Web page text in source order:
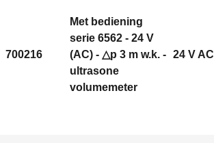
700216
Met bediening
serie 6562 - 24 V
(AC) - △p 3 m w.k. -
ultrasone
volumemeter
24 V AC